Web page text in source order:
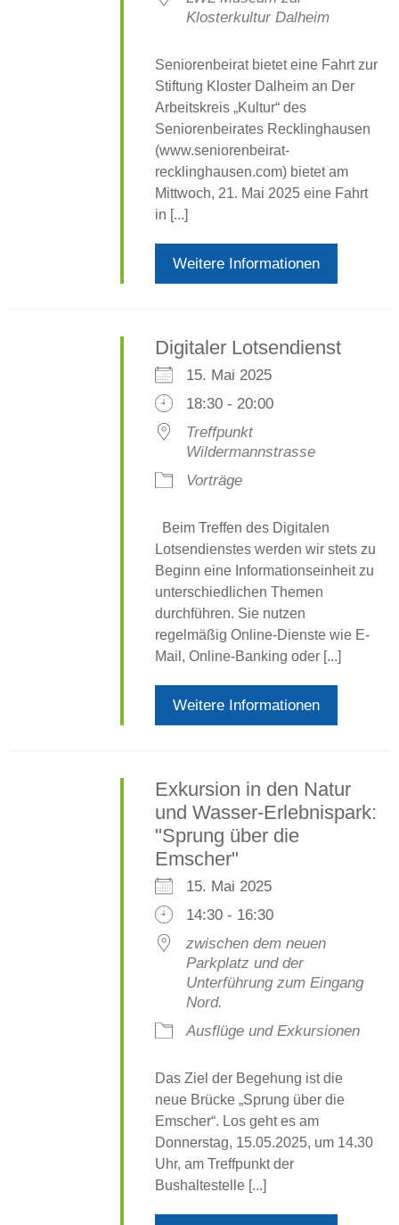
Klosterkultur Dalheim
Seniorenbeirat bietet eine Fahrt zur
Stiftung Kloster Dalheim an Der
Arbeitskreis „Kultur“ des
Seniorenbeirates Recklinghausen
(www.seniorenbeirat-
recklinghausen.com) bietet am
Mittwoch, 21. Mai 2025 eine Fahrt
in [...]
Weitere Informationen
Digitaler Lotsendienst
15. Mai 2025
18:30 - 20:00
Treffpunkt
Wildermannstrasse
Vorträge
Beim Treffen des Digitalen
Lotsendienstes werden wir stets zu
Beginn eine Informationseinheit zu
unterschiedlichen Themen
durchführen. Sie nutzen
regelmäßig Online-Dienste wie E-
Mail, Online-Banking oder [...]
Weitere Informationen
Exkursion in den Natur
und Wasser-Erlebnispark:
"Sprung über die
Emscher"
15. Mai 2025
14:30 - 16:30
zwischen dem neuen
Parkplatz und der
Unterführung zum Eingang
Nord.
Ausflüge und Exkursionen
Das Ziel der Begehung ist die
neue Brücke „Sprung über die
Emscher“. Los geht es am
Donnerstag, 15.05.2025, um 14.30
Uhr, am Treffpunkt der
Bushaltestelle [...]